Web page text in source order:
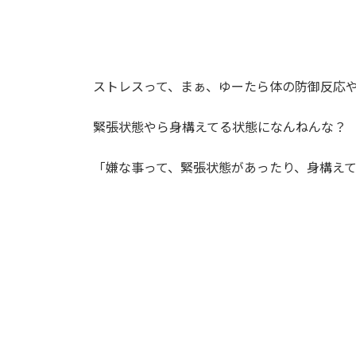
ストレスって、まぁ、ゆーたら体の防御反応
緊張状態やら身構えてる状態になんねんな？
「嫌な事って、緊張状態があったり、身構え